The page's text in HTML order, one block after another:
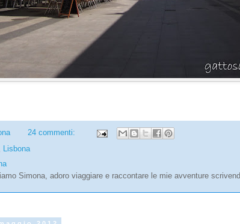
24 commenti:
Lisbona
Simona, adoro viaggiare e raccontare le mie avventure